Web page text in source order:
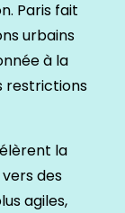
Paris fait
urbains
à la
restrictions
la
des
agiles,